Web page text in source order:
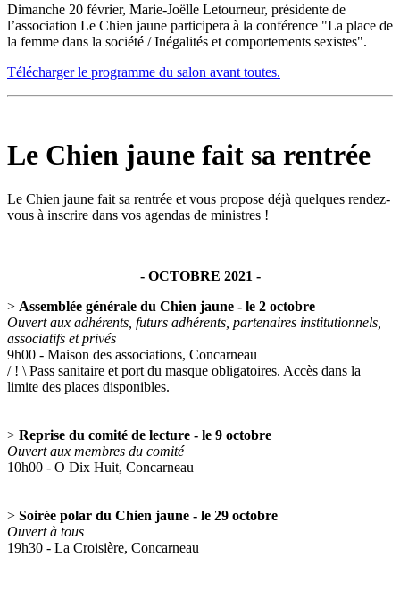
Dimanche 20 février, Marie-Joëlle Letourneur, présidente de
l’association Le Chien jaune participera à la conférence "La place de
la femme dans la société / Inégalités et comportements sexistes".
Télécharger le programme du salon avant toutes.
Le Chien jaune fait sa rentrée
Le Chien jaune fait sa rentrée et vous propose déjà quelques rendez-
vous à inscrire dans vos agendas de ministres !
- OCTOBRE 2021 -
> Assemblée générale du Chien jaune - le 2 octobre
Ouvert aux adhérents, futurs adhérents, partenaires institutionnels,
associatifs et privés
9h00 - Maison des associations, Concarneau
/ ! \ Pass sanitaire et port du masque obligatoires. Accès dans la
limite des places disponibles.
> Reprise du comité de lecture - le 9 octobre
Ouvert aux membres du comité
10h00 - O Dix Huit, Concarneau
> Soirée polar du Chien jaune - le 29 octobre
Ouvert à tous
19h30 - La Croisière, Concarneau